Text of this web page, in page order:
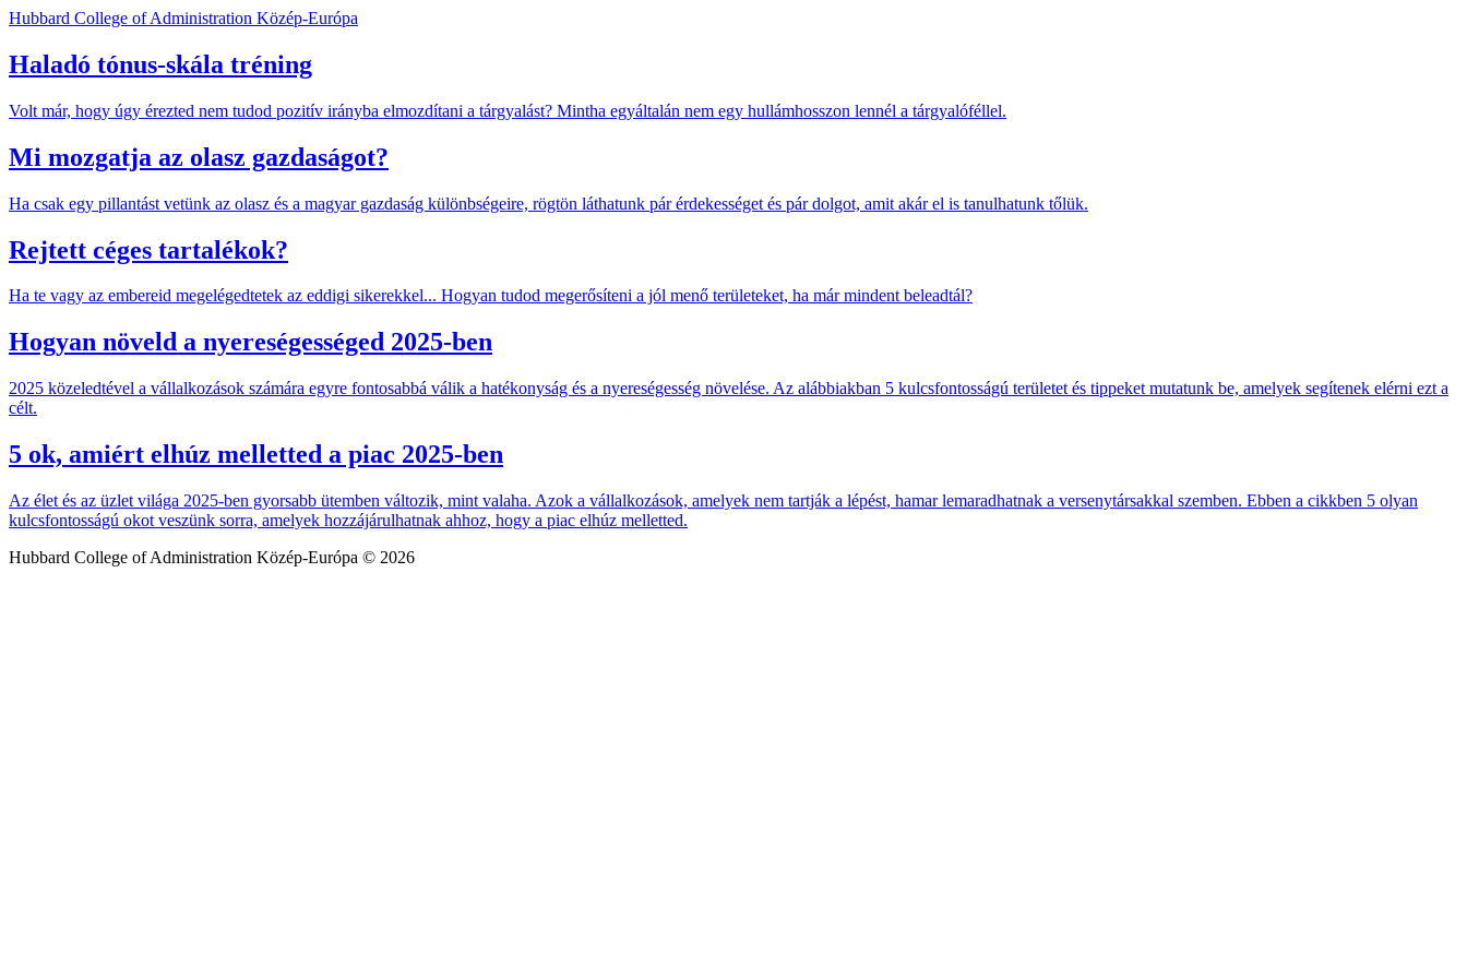
Hubbard College of Administration Közép-Európa
Haladó tónus-skála tréning
Volt már, hogy úgy érezted nem tudod pozitív irányba elmozdítani a tárgyalást? Mintha egyáltalán nem egy hullámhosszon lennél a tárgyalóféllel.
Mi mozgatja az olasz gazdaságot?
Ha csak egy pillantást vetünk az olasz és a magyar gazdaság különbségeire, rögtön láthatunk pár érdekességet és pár dolgot, amit akár el is tanulhatunk tőlük.
Rejtett céges tartalékok?
Ha te vagy az embereid megelégedtetek az eddigi sikerekkel... Hogyan tudod megerősíteni a jól menő területeket, ha már mindent beleadtál?
Hogyan növeld a nyereségességed 2025-ben
2025 közeledtével a vállalkozások számára egyre fontosabbá válik a hatékonyság és a nyereségesség növelése. Az alábbiakban 5 kulcsfontosságú területet és tippeket mutatunk be, amelyek segítenek elérni ezt a
célt.
5 ok, amiért elhúz melletted a piac 2025-ben
Az élet és az üzlet világa 2025-ben gyorsabb ütemben változik, mint valaha. Azok a vállalkozások, amelyek nem tartják a lépést, hamar lemaradhatnak a versenytársakkal szemben. Ebben a cikkben 5 olyan
kulcsfontosságú okot veszünk sorra, amelyek hozzájárulhatnak ahhoz, hogy a piac elhúz melletted.
Hubbard College of Administration Közép-Európa © 2026